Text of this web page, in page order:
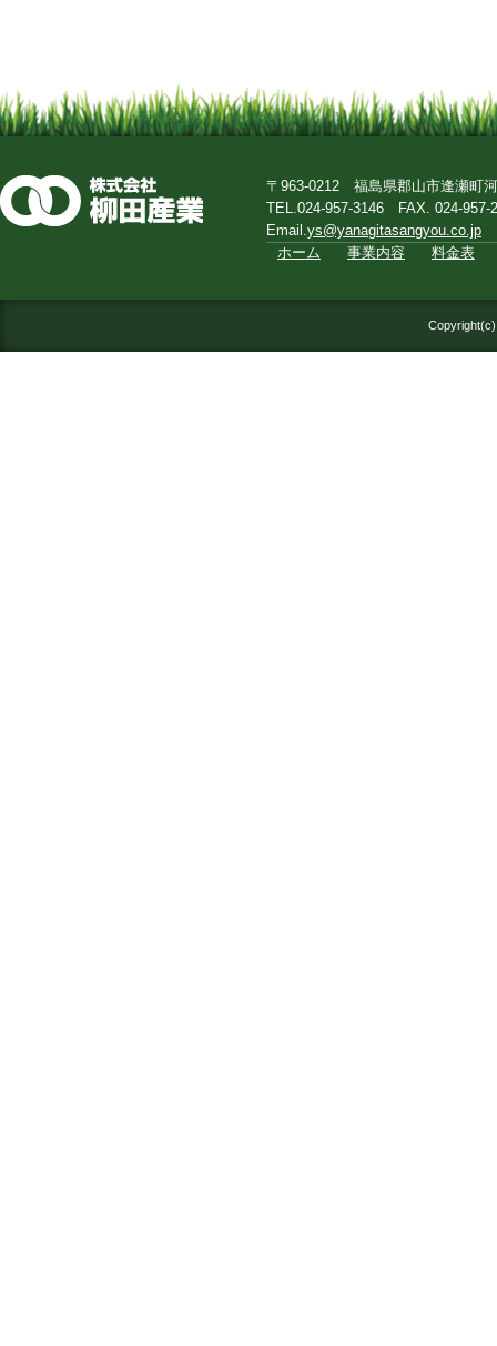
〒963-0212 福島県郡山市逢瀬町
TEL.024-957-3146 FAX. 024-957-
Email.ys@yanagitasangyou.co.jp
ホーム
事業内容 料金表
Copyright(c)